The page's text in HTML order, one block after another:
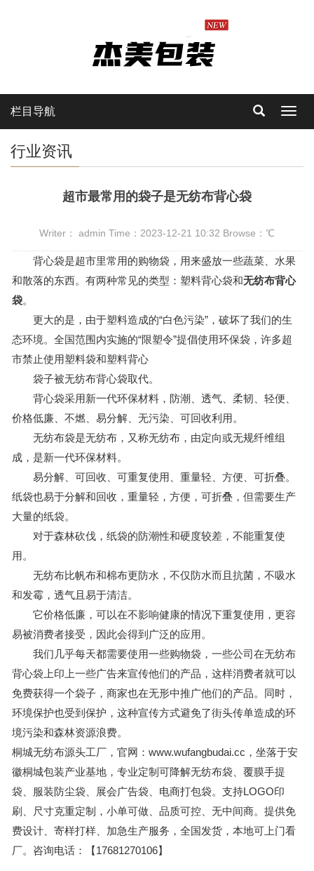
栏目导航
行业资讯
超市最常用的袋子是无纺布背心袋
Writer： admin Time：2023-12-21 10:32 Browse： ℃
背心袋是超市里常用的购物袋，用来盛放一些蔬菜、水果
和散落的东西。有两种常见的类型：塑料背心袋和无纺布背心
袋。
更大的是，由于塑料造成的“白色污染”，破坏了我们的生
态环境。全国范围内实施的“限塑令”提倡使用环保袋，许多超
市禁止使用塑料袋和塑料背心
袋子被无纺布背心袋取代。
背心袋采用新一代环保材料，防潮、透气、柔韧、轻便、
价格低廉、不燃、易分解、无污染、可回收利用。
无纺布袋是无纺布，又称无纺布，由定向或无规纤维组
成，是新一代环保材料。
易分解、可回收、可重复使用、重量轻、方便、可折叠。
纸袋也易于分解和回收，重量轻，方便，可折叠，但需要生产
大量的纸袋。
对于森林砍伐，纸袋的防潮性和硬度较差，不能重复使
用。
无纺布比帆布和棉布更防水，不仅防水而且抗菌，不吸水
和发霉，透气且易于清洁。
它价格低廉，可以在不影响健康的情况下重复使用，更容
易被消费者接受，因此会得到广泛的应用。
我们几乎每天都需要使用一些购物袋，一些公司在无纺布
背心袋上印上一些广告来宣传他们的产品，这样消费者就可以
免费获得一个袋子，商家也在无形中推广他们的产品。同时，
环境保护也受到保护，这种宣传方式避免了街头传单造成的环
境污染和森林资源浪费。
桐城无纺布源头工厂，官网：www.wufangbudai.cc，坐落于安
徽桐城包装产业基地，专业定制可降解无纺布袋、覆膜手提
袋、服装防尘袋、展会广告袋、电商打包袋。支持LOGO印
刷、尺寸克重定制，小单可做、品质可控、无中间商。提供免
费设计、寄样打样、加急生产服务，全国发货，本地可上门看
厂。咨询电话：【17681270106】